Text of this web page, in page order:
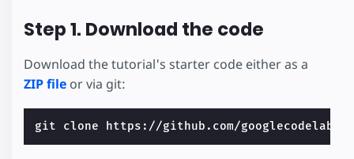
Step 1. Download the code
Download the tutorial's starter code either as a
ZIP file or via git: